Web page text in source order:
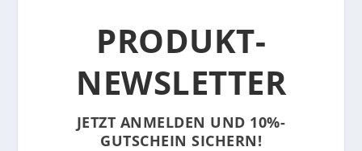
PRODUKT-
NEWSLETTER
JETZT ANMELDEN UND 10%-
GUTSCHEIN SICHERN!